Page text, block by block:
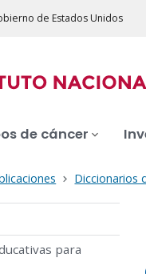
de Estados Unidos
de cáncer
Diccionarios
para